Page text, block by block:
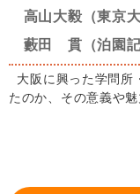
高山大毅（東京
藪田 貫（泊園記
大阪に興った学問所
たのか、その意義や